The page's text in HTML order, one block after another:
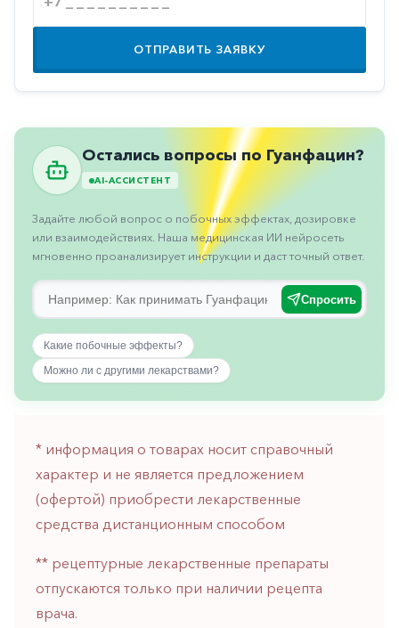
Противоопухолевые
Противоподагрические
Противорвотные
Пульмонология
Сосудистые
Тромбозы
Урология
Ухо-
горло-
нос
Хирургия
железа
ОТПРАВИТЬ ЗАЯВКУ
Остались вопросы по Гуанфацин?
AI-АССИСТЕНТ
Задайте любой вопрос о побочных эффектах, дозировке
или взаимодействиях. Наша медицинская ИИ нейросеть
мгновенно проанализирует инструкции и даст точный ответ.
Спросить
Какие побочные эффекты?
Можно ли с другими лекарствами?
* информация о товарах носит справочный
характер и не является предложением
(офертой) приобрести лекарственные
средства дистанционным способом
** рецептурные лекарственные препараты
отпускаются только при наличии рецепта
врача.